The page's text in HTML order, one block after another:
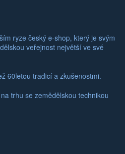
ryze český e-shop, který je svým
veřejnost největší ve své
60letou tradicí a zkušenostmi.
trhu se zemědělskou technikou